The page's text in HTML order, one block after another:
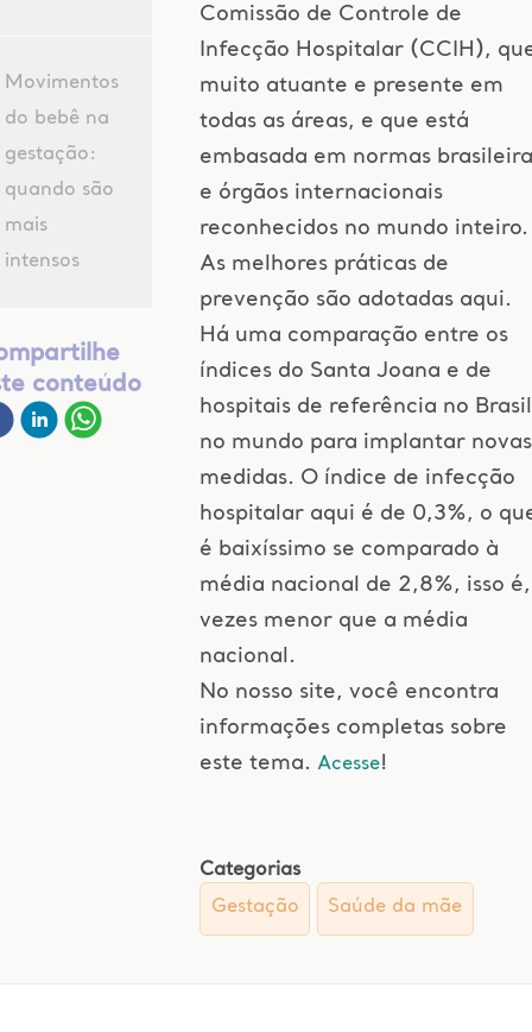
Movimentos
do bebê na
gestação:
quando são
mais
intensos
conteúdo
Comissão de Controle de
Infecção Hospitalar (CCIH),
muito atuante e presente em
todas as áreas, e que está
embasada em normas
e órgãos internacionais
reconhecidos no mundo inteiro.
As melhores práticas de
prevenção são adotadas aqui.
Há uma comparação entre os
índices do Santa Joana e de
hospitais de referência no
no mundo para implantar novas
medidas. O índice de infecção
hospitalar aqui é de 0,3%, o
é baixíssimo se comparado à
média nacional de 2,8%, isso
vezes menor que a média
nacional.
No nosso site, você encontra
informações completas sobre
este tema. Acesse!
Categorias
Gestação
Saúde da mãe